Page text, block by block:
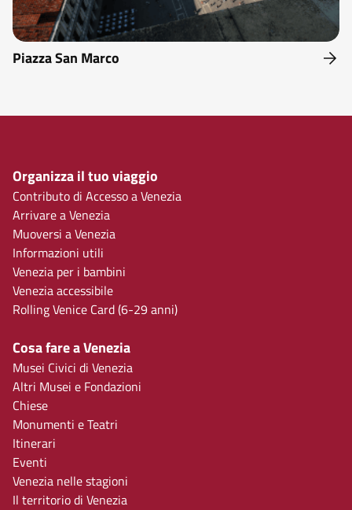
Piazza San Marco
Organizza il tuo viaggio
Contributo di Accesso a Venezia
Arrivare a Venezia
Muoversi a Venezia
Informazioni utili
Venezia per i bambini
Venezia accessibile
Rolling Venice Card (6-29 anni)
Cosa fare a Venezia
Musei Civici di Venezia
Altri Musei e Fondazioni
Chiese
Monumenti e Teatri
Itinerari
Eventi
Venezia nelle stagioni
Il territorio di Venezia